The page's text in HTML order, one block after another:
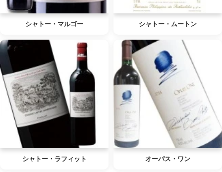
シャトー・マルゴー シャトー・ムートン
シャトー・ラフィット オーパス・ワン